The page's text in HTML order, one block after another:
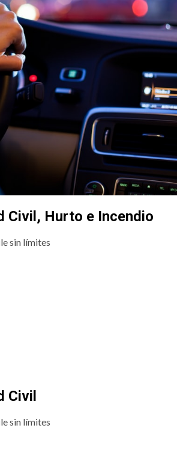
Civil, Hurto e Incendio
sin límites
Civil
sin límites